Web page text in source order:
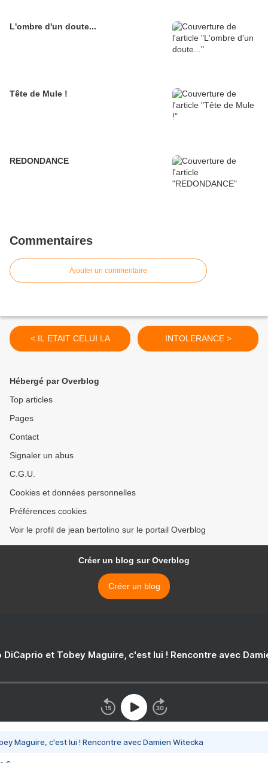
L'ombre d'un doute...
Tête de Mule !
REDONDANCE
Commentaires
Ajouter un commentaire
< IL ETAIT CELUI LA INTOLERANCE >
Hébergé par Overblog
Top articles
Pages
Contact
Signaler un abus
C.G.U.
Cookies et données personnelles
Préférences cookies
Voir le profil de jean bertolino sur le portail Overblog
Créer un blog sur Overblog
Créer un blog
DiCaprio et Tobey Maguire, c'est lui ! Rencontre avec
Maguire, c'est lui ! Rencontre avec Damien Witecka